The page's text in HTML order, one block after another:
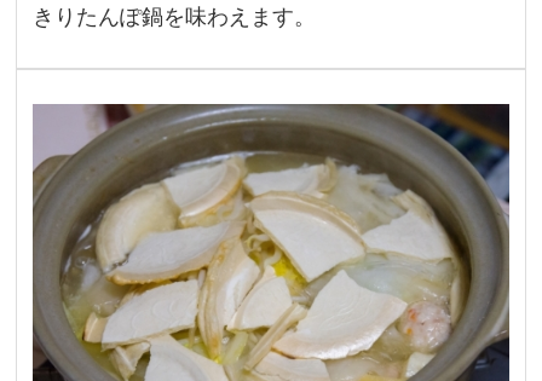
きりたんぽ鍋を味わえます。